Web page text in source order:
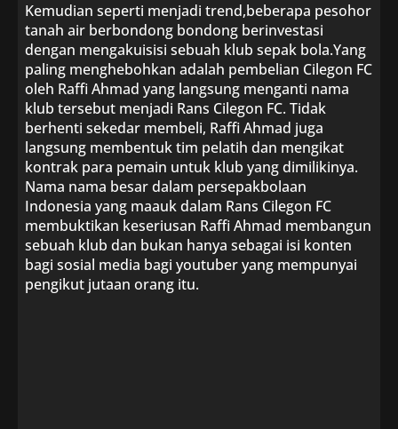
Kemudian seperti menjadi trend,beberapa pesohor
tanah air berbondong bondong berinvestasi
dengan mengakuisisi sebuah klub sepak bola.Yang
paling menghebohkan adalah pembelian Cilegon FC
oleh Raffi Ahmad yang langsung menganti nama
klub tersebut menjadi Rans Cilegon FC. Tidak
berhenti sekedar membeli, Raffi Ahmad juga
langsung membentuk tim pelatih dan mengikat
kontrak para pemain untuk klub yang dimilikinya.
Nama nama besar dalam persepakbolaan
Indonesia yang maauk dalam Rans Cilegon FC
membuktikan keseriusan Raffi Ahmad membangun
sebuah klub dan bukan hanya sebagai isi konten
bagi sosial media bagi youtuber yang mempunyai
pengikut jutaan orang itu.